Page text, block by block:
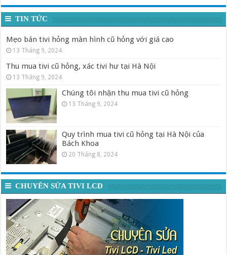
TIN TỨC
Mẹo bán tivi hỏng màn hình cũ hỏng với giá cao
13 Tháng 9, 2024
Thu mua tivi cũ hỏng, xác tivi hư tại Hà Nội
13 Tháng 9, 2024
Chúng tôi nhận thu mua tivi cũ hỏng
13 Tháng 9, 2024
Quy trình mua tivi cũ hỏng tại Hà Nội của
Bách Khoa
20 Tháng 8, 2024
CHUYÊN SỬA TIVI LCD